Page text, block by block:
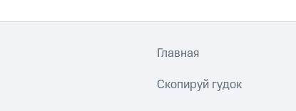
Главная
Скопируй гудок